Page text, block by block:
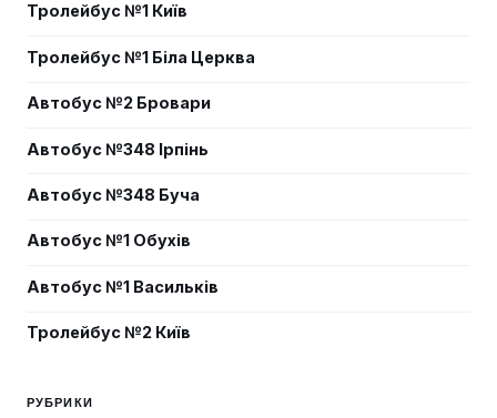
Тролейбус №1 Київ
Тролейбус №1 Біла Церква
Автобус №2 Бровари
Автобус №348 Ірпінь
Автобус №348 Буча
Автобус №1 Обухів
Автобус №1 Васильків
Тролейбус №2 Київ
РУБРИКИ